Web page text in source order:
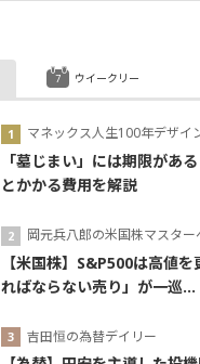
マネックス人生100年デザイ
「墓じまい」には期限があ
とかかる費用を解説
岡元兵八郎の米国株マスター
【米国株】S&P500は高値
ればならない売り」が一巡...
吉田恒の為替デイリー
ウイークリー